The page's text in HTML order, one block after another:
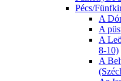
Pécs/
A
A
A
8-10)
A